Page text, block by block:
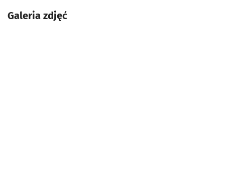
Galeria zdjęć